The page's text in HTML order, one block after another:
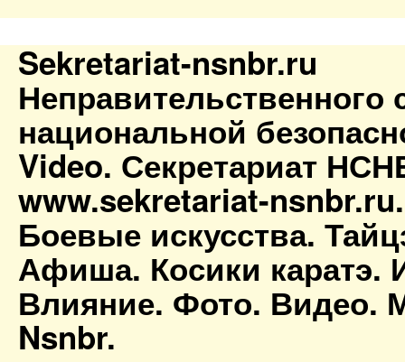
Sekretariat-nsnbr.ru
Неправительственного
национальной
Video. Секретариат
www.sekretariat-
Боевые искусства.
Афиша. Косики каратэ.
Влияние. Фото. Видео.
Nsnbr.